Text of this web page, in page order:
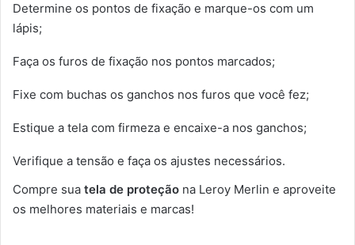
Determine os pontos de fixação e marque-os com um
lápis;
Faça os furos de fixação nos pontos marcados;
Fixe com buchas os ganchos nos furos que você fez;
Estique a tela com firmeza e encaixe-a nos ganchos;
Verifique a tensão e faça os ajustes necessários.
Compre sua tela de proteção na Leroy Merlin e aproveite
os melhores materiais e marcas!